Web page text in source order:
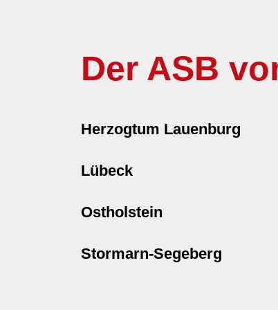
Der ASB
Herzogtum Lauenburg
Lübeck
Ostholstein
Stormarn-Segeberg